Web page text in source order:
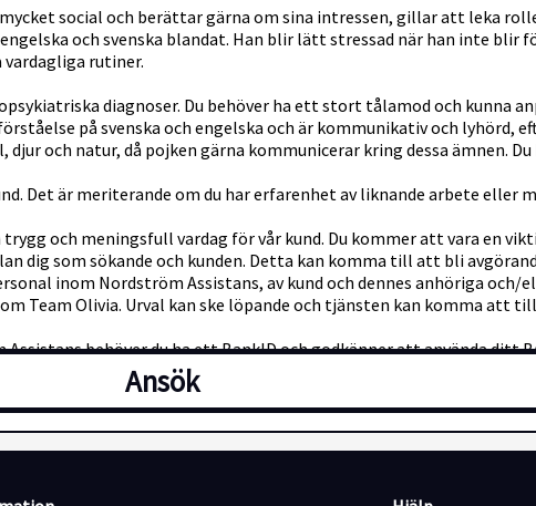
social och berättar gärna om sina intressen, gillar att leka
och svenska blandat. Han blir lätt stressad när han inte blir
rutiner.
diagnoser. Du behöver ha ett stort tålamod och kunna
på svenska och engelska och är kommunikativ och lyhörd,
och natur, då pojken gärna kommunicerar kring dessa ämnen.
Det är meriterande om du har erfarenhet av liknande arbete eller
och meningsfull vardag för vår kund. Du kommer att vara en
dig som sökande och kunden. Detta kan komma till att bli
inom Nordström Assistans, av kund och dennes anhöriga och/
Team Olivia. Urval kan ske löpande och tjänsten kan komma att
behöver du ha ett BankID och godkänner att använda
samt giltigt personbevis och/eller eventuella dokument som
kan omfatta ensamarbete, nattarbete och arbetsuppgifter som
som avlösare hos oss.
utdrag ur belastningsregistret. Från och med den 1 mars
Ansök